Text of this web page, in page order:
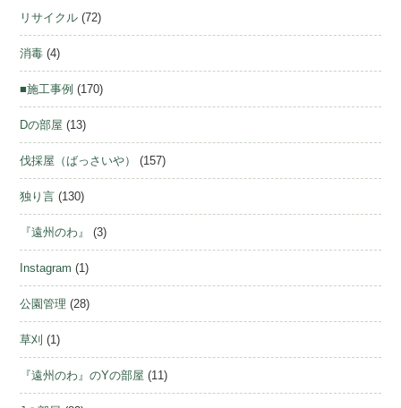
リサイクル (72)
消毒 (4)
■施工事例 (170)
Dの部屋 (13)
伐採屋（ばっさいや） (157)
独り言 (130)
『遠州のわ』 (3)
Instagram (1)
公園管理 (28)
草刈 (1)
『遠州のわ』のYの部屋 (11)